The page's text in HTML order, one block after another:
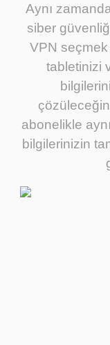
Aynı
siber
VPN
tabletinizi
abonelikle
bilgilerinizin